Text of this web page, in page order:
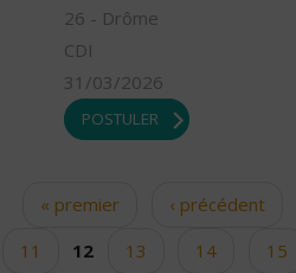
26 - Drôme
CDI
31/03/2026
POSTULER
Pages« premier ‹ précédent
11
12 13 14 15